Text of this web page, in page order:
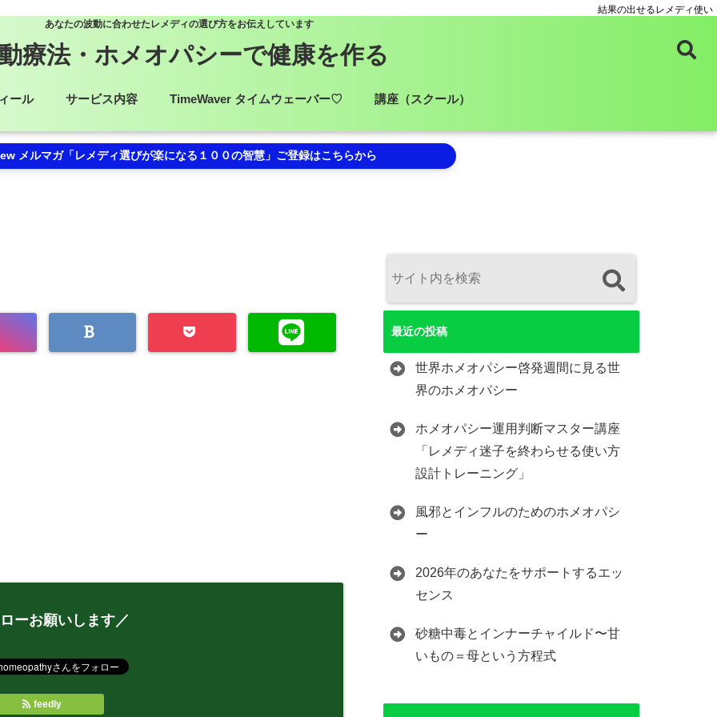
結果の出せるレメディ使い
あなたの波動に合わせたレメディの選び方をお伝えしています
療法・ホメオパシーで健康を作る
ール サービス内容 TimeWaver タイムウェーバー♡ 講座（スクール）
メルマガ「レメディ選びが楽になる１００の智慧」ご登録はこちらから
ーお願いします／
feedly
最近の投稿
世界ホメオパシー啓発週間に見る世
界のホメオパシー
ホメオパシー運用判断マスター講座
「レメディ迷子を終わらせる使い方
設計トレーニング」
風邪とインフルのためのホメオパシ
ー
2026年のあなたをサポートするエッ
センス
砂糖中毒とインナーチャイルド〜甘
いもの＝母という方程式